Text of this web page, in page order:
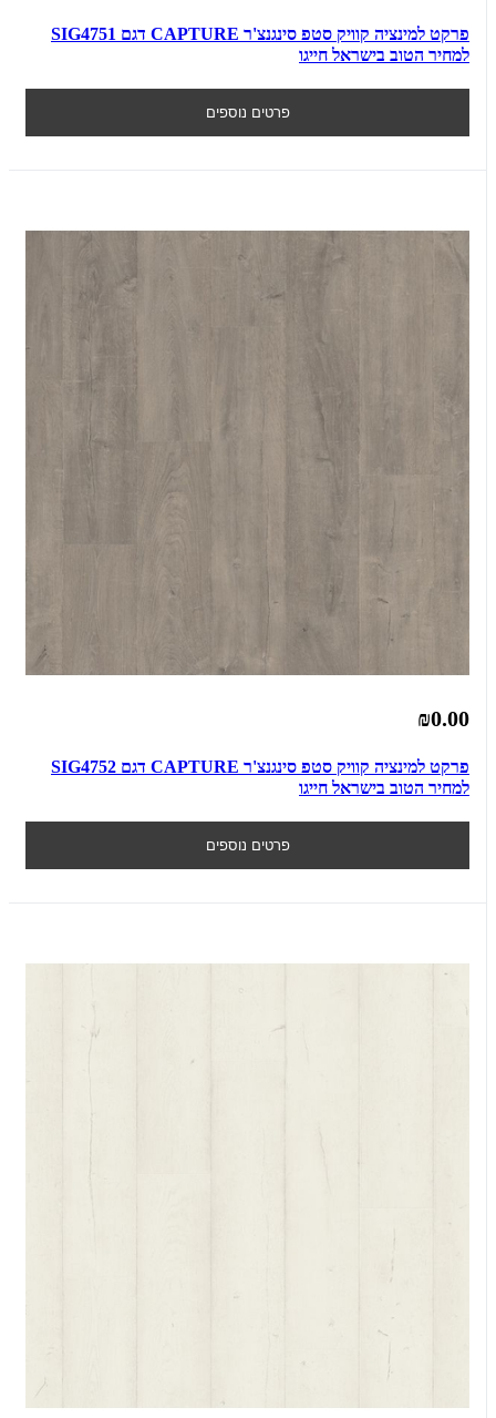
פרקט למינציה קוויק סטפ סינגנצ'ר CAPTURE דגם SIG4751
למחיר הטוב בישראל חייגו
פרטים נוספים
₪0.00
פרקט למינציה קוויק סטפ סינגנצ'ר CAPTURE דגם SIG4752
למחיר הטוב בישראל חייגו
פרטים נוספים